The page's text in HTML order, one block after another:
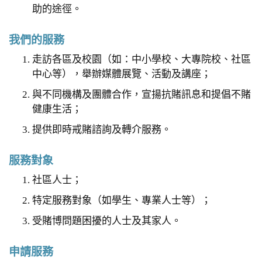
助的途徑。
我們的服務
走訪各區及校園（如：中小學校、大專院校、社區
中心等），舉辦媒體展覽、活動及講座；
與不同機構及團體合作，宣揚抗賭訊息和提倡不賭
健康生活；
提供即時戒賭諮詢及轉介服務。
服務對象
社區人士；
特定服務對象（如學生、專業人士等）；
受賭博問題困擾的人士及其家人。
申請服務